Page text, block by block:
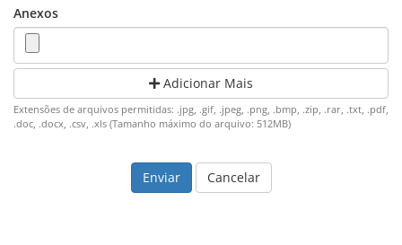
Anexos
Adicionar Mais
Extensões de arquivos permitidas: .jpg, .gif, .jpeg, .png, .bmp, .zip, .rar, .txt, .pdf,
.doc, .docx, .csv, .xls (Tamanho máximo do arquivo: 512MB)
Cancelar